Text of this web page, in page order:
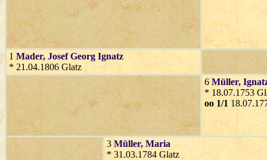
1 Mader, Josef Georg Ignatz
* 21.04.1806 Glatz
6 Müller,
* 18.07.1753
oo 1/1
3 Müller, Maria
* 31.03.1784 Glatz